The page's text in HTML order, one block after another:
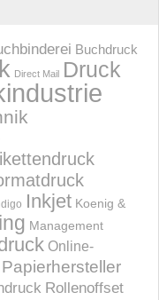
Buchdruck
Direct Mail Druck
Inkjet Koenig &
Management
Online-
Papierhersteller
Rollenoffset